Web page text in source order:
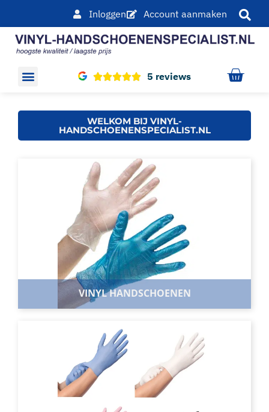
Inloggen Account aanmaken
5 reviews
WELKOM BIJ VINYL-
HANDSCHOENENSPECIALIST.NL
VINYL HANDSCHOENEN
Vinyl handschoenen zijn gemaakt van soepel Vinyl en
zeer sterk. Deze handschoenen hebben een goede
pasvorm en knellen niet rondom de vingers.